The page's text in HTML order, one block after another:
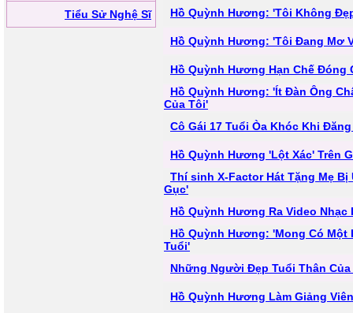
Tiểu Sử Nghệ Sĩ Hồ Quỳnh Hương: 'Tôi Không
Hồ Quỳnh Hương: 'Tôi Đang Mơ
Hồ Quỳnh Hương Hạn Chế Đóng
Hồ Quỳnh Hương: 'Ít Đàn Ông
Của Tôi'
Cô Gái 17 Tuổi Òa Khóc Khi
Hồ Quỳnh Hương 'Lột Xác' Trên
Thí sinh X-Factor Hát Tặng Mẹ
Gục'
Hồ Quỳnh Hương Ra Video Nhạc
Hồ Quỳnh Hương: 'Mong Có Một
Tuổi'
Những Người Đẹp Tuổi Thân
Hồ Quỳnh Hương Làm Giảng Viên